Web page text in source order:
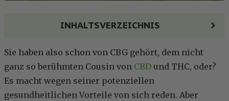
INHALTSVERZEICHNIS
Sie haben also schon von CBG gehört, dem nicht
ganz so berühmten Cousin von CBD und THC, oder?
Es macht wegen seiner potenziellen
gesundheitlichen Vorteile von sich reden. Aber